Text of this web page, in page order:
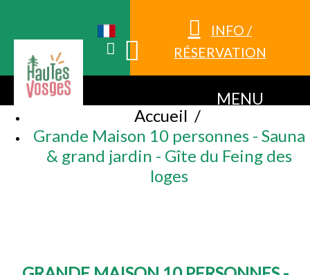
INFO /
RÉSERVATION
MENU
Accueil /
Grande Maison 10 personnes - Sauna
& grand jardin - Gîte du Feing des
loges